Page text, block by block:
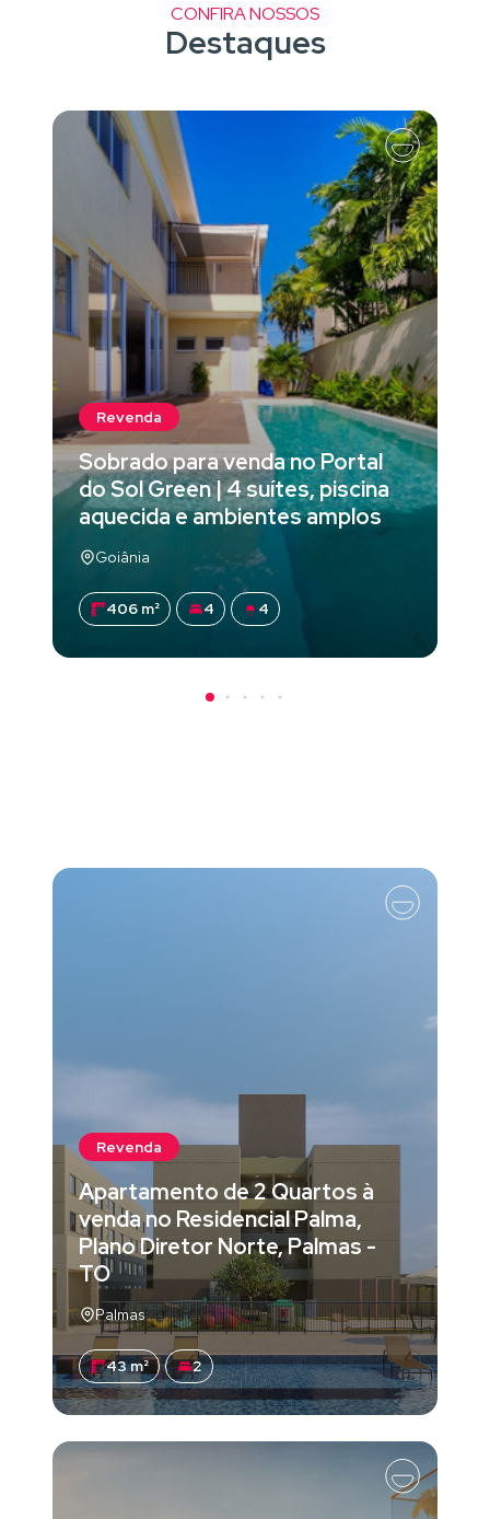
CONFIRA NOSSOS
Destaques
Revenda
Sobrado para venda no Portal
do Sol Green | 4 suítes, piscina
aquecida e ambientes amplos
Goiânia
406 m² 4 4
Revenda
Apartamento de 2 Quartos à
venda no Residencial Palma,
Plano Diretor Norte, Palmas -
TO
Palmas
43 m² 2